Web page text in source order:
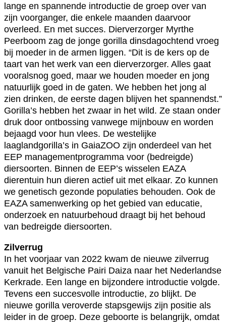
lange en spannende introductie de groep over van
zijn voorganger, die enkele maanden daarvoor
overleed. En met succes. Dierverzorger Myrthe
Peerboom zag de jonge gorilla dinsdagochtend vroeg
bij moeder in de armen liggen. “Dit is de kers op de
taart van het werk van een dierverzorger. Alles gaat
vooralsnog goed, maar we houden moeder en jong
natuurlijk goed in de gaten. We hebben het jong al
zien drinken, de eerste dagen blijven het spannendst.”
Gorilla’s hebben het zwaar in het wild. Ze staan onder
druk door ontbossing vanwege mijnbouw en worden
bejaagd voor hun vlees. De westelijke
laaglandgorilla’s in GaiaZOO zijn onderdeel van het
EEP managementprogramma voor (bedreigde)
diersoorten. Binnen de EEP’s wisselen EAZA
dierentuin hun dieren actief uit met elkaar. Zo kunnen
we genetisch gezonde populaties behouden. Ook de
EAZA samenwerking op het gebied van educatie,
onderzoek en natuurbehoud draagt bij het behoud
van bedreigde diersoorten.
Zilverrug
In het voorjaar van 2022 kwam de nieuwe zilverrug
vanuit het Belgische Pairi Daiza naar het Nederlandse
Kerkrade. Een lange en bijzondere introductie volgde.
Tevens een succesvolle introductie, zo blijkt. De
nieuwe gorilla veroverde stapsgewijs zijn positie als
leider in de groep. Deze geboorte is belangrijk, omdat